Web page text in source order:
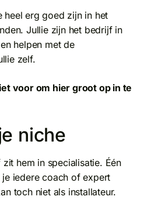
heel erg goed zijn in het
Jullie zijn het bedrijf in
helpen met de
zelf.
voor om hier groot op in te
niche
hem in specialisatie. Één
iedere coach of expert
toch niet als installateur.